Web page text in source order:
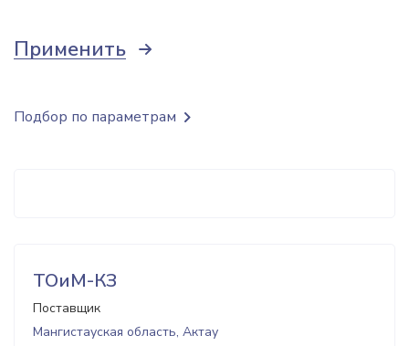
Применить
ТОиМ-КЗ
Поставщик
Мангистауская область, Актау
Подбор по параметрам